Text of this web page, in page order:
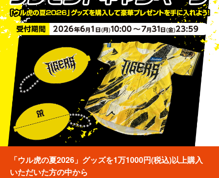
「ウル虎の夏2026」グッズを1万1000円(税込)以上購入
いただいた方の中から